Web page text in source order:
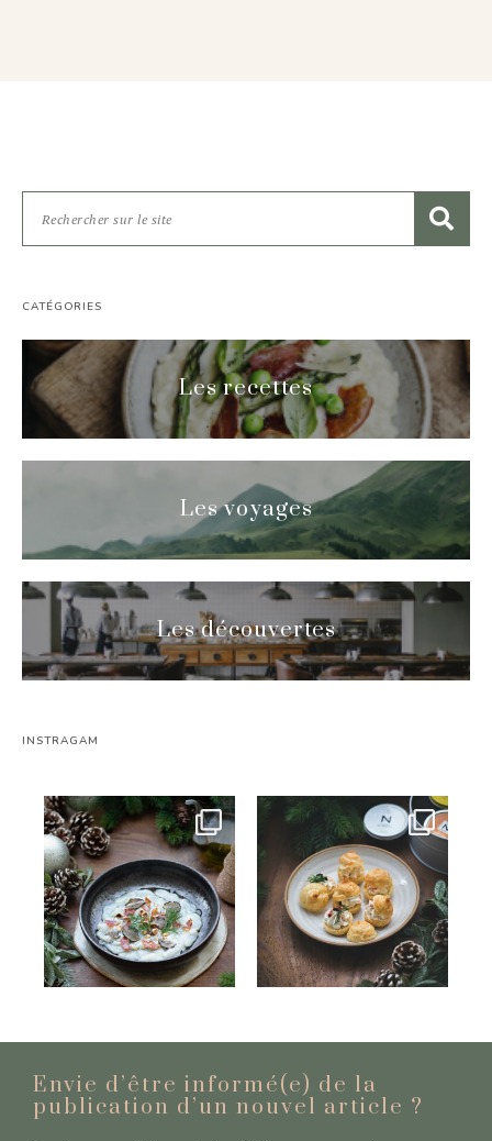
CATÉGORIES
Les recettes
Les voyages
Les découvertes
INSTRAGAM
Envie d’être informé(e) de la
publication d’un nouvel article ?